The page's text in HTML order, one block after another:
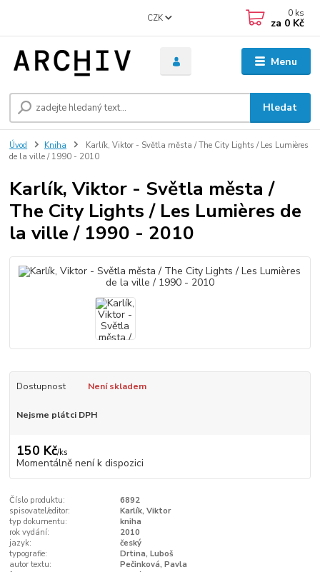
Menu
CZK
Hledat
0 ks
za 0 Kč
Úvod Kniha
Karlík, Viktor - Světla města / The City Lights / Les Lumières
de la ville / 1990 - 2010
Karlík, Viktor - Světla města /
The City Lights / Les Lumières de
la ville / 1990 - 2010
Dostupnost Není skladem
Nejsme plátci DPH
150 Kč/ks
Momentálně není k dispozici
Číslo produktu:
6892
spisovatel/editor:
Karlík, Viktor
typ dokumentu:
kniha
rok vydání:
2010
jazyk:
český
typografie:
Drtina, Luboš
autor textu:
Pečinková, Pavla